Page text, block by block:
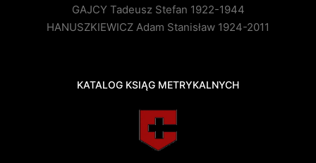
GAJCY Tadeusz Stefan 1922-1944
HANUSZKIEWICZ Adam Stanisław 1924-2011
KATALOG KSIĄG METRYKALNYCH